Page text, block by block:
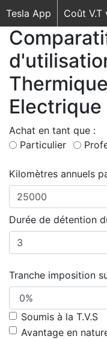
Tesla App Coût V.T
Electrique
Achat en tant que :
Particulier
Kilomètres annuels
Durée de détention
Tranche imposition
Soumis à la T.V.S
Avantage en